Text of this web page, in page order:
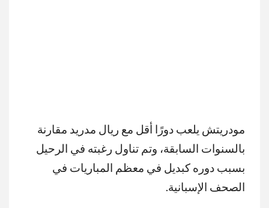
مودريتش يلعب دورًا أقل مع ريال مدريد مقارنة
بالسنوات السابقة، وتم تناول رغبته في الرحيل
بسبب دوره كبديل في معظم المباريات في
الصحف الإسبانية.